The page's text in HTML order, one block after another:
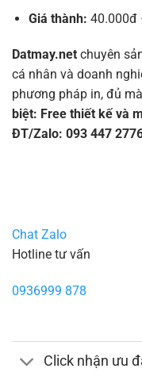
Giá thành: 40.000đ
Datmay.net chuyên
cá nhân và doanh
phương pháp in, đủ
biệt: Free thiết kế và
ĐT/Zalo: 093 447
Chat Zalo
Hotline tư vấn
0936999 878
Click nhận ưu